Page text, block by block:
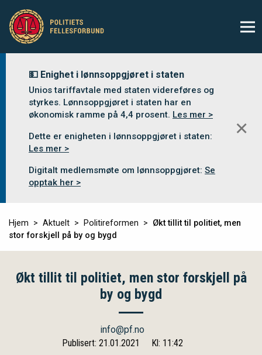
💵 Enighet i lønnsoppgjøret i staten
Unios tariffavtale med staten videreføres og
styrkes. Lønnsoppgjøret i staten har en
økonomisk ramme på 4,4 prosent. Les mer >
Dette er enigheten i lønnsoppgjøret i staten:
Les mer >
Digitalt medlemsmøte om lønnsoppgjøret: Se
opptak her >
✕
Hjem Aktuelt Politireformen
Økt tillit til politiet, men
stor forskjell på by og bygd
Økt tillit til politiet, men stor forskjell på
by og bygd
info@pf.no
Publisert: 21.01.2021
Kl: 11:42